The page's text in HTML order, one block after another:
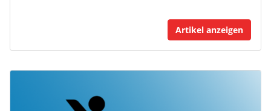
Artikel anzeigen